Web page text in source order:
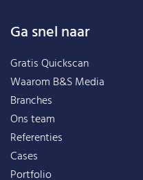
Ga snel naar
Gratis Quickscan
Waarom B&S Media
Branches
Ons team
Referenties
Cases
Portfolio